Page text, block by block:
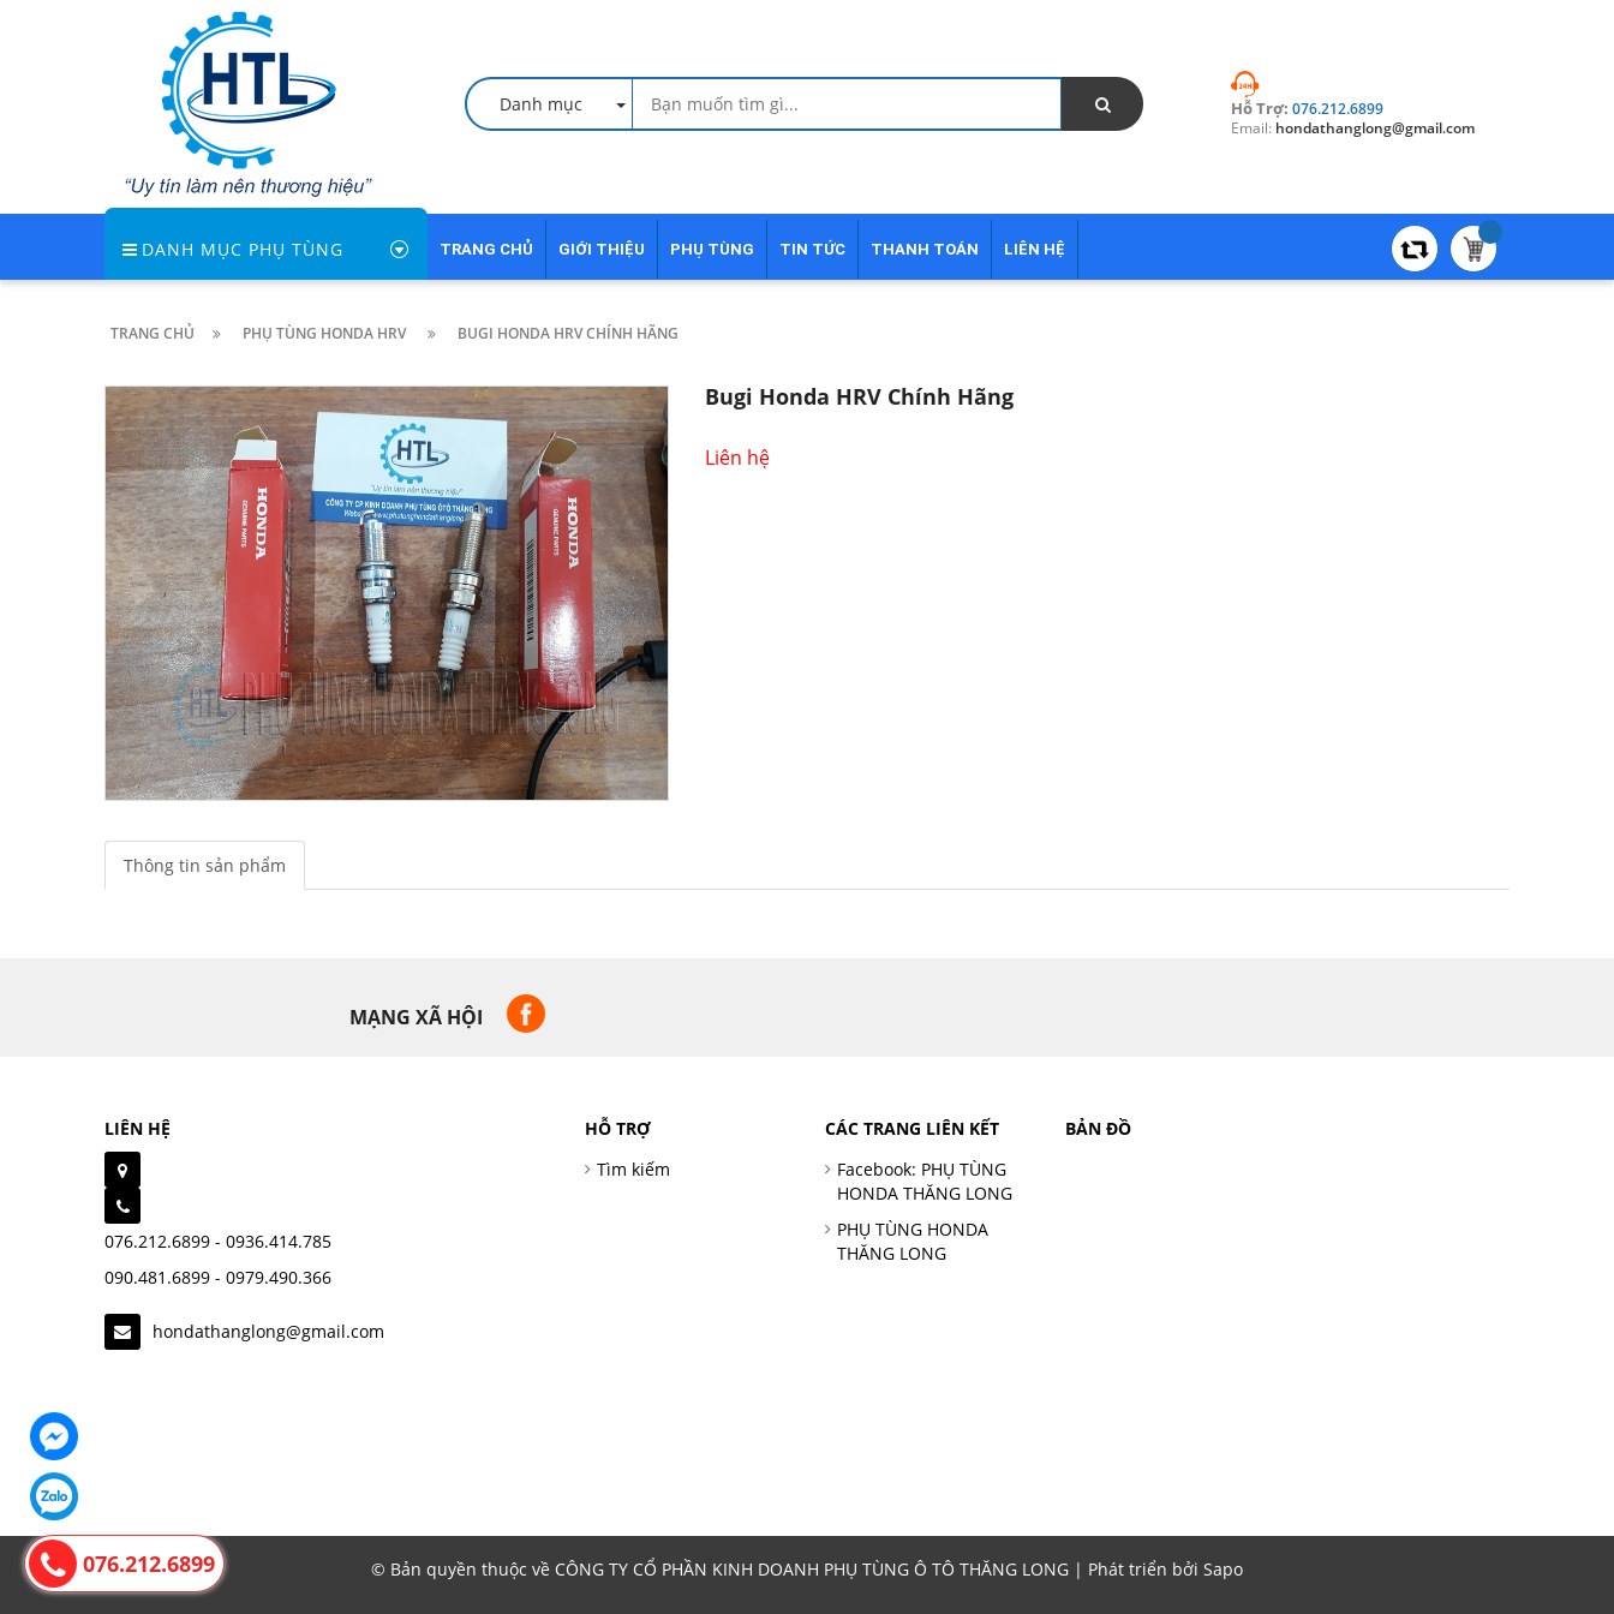
Danh mục Hỗ Trợ: 076.212.6899
Email: hondathanglong@gmail.com
DANH MỤC PHỤ TÙNG TRANG CHỦ GIỚI THIỆU PHỤ TÙNG TIN TỨC THANH TOÁN LIÊN HỆ
TRANG CHỦ PHỤ TÙNG HONDA HRV BUGI HONDA HRV CHÍNH HÃNG
Bugi Honda HRV Chính Hãng
Liên hệ
Thông tin sản phẩm
MẠNG XÃ HỘI
LIÊN HỆ
076.212.6899 - 0936.414.785
090.481.6899 - 0979.490.366
hondathanglong@gmail.com
HỖ TRỢ
Tìm kiếm
CÁC TRANG LIÊN KẾT
Facebook: PHỤ TÙNG
HONDA THĂNG LONG
PHỤ TÙNG HONDA
THĂNG LONG
BẢN ĐỒ
© Bản quyền thuộc về CÔNG TY CỔ PHẦN KINH DOANH PHỤ TÙNG Ô TÔ THĂNG LONG | Phát triển bởi Sapo
076.212.6899